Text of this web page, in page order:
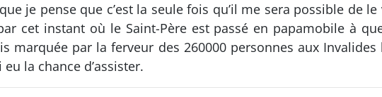
je pense que c’est la seule fois qu’il me sera possible de
cet instant où le Saint-Père est passé en papamobile à
marquée par la ferveur des 260000 personnes aux
la chance d’assister.